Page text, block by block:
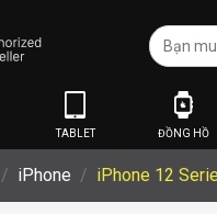
TABLET ĐỒNG HỒ
iPhone iPhone 12